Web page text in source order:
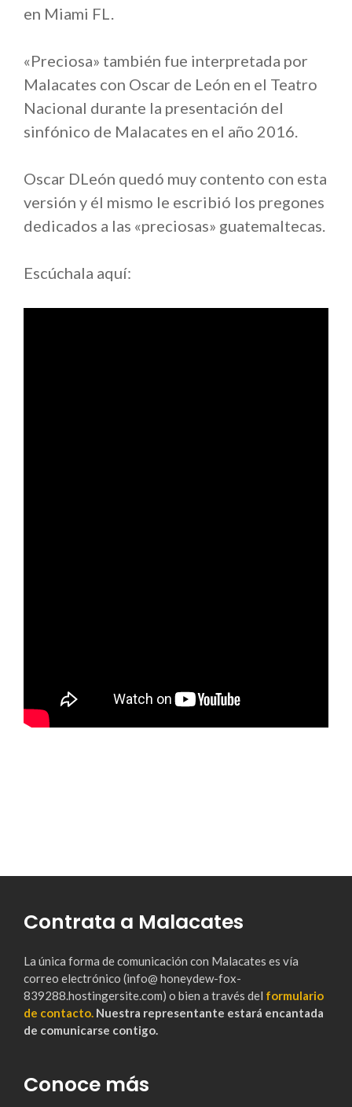
en Miami FL.
«Preciosa» también fue interpretada por
Malacates con Oscar de León en el Teatro
Nacional durante la presentación del
sinfónico de Malacates en el año 2016.
Oscar DLeón quedó muy contento con esta
versión y él mismo le escribió los pregones
dedicados a las «preciosas» guatemaltecas.
Escúchala aquí:
Contrata a Malacates
La única forma de comunicación con Malacates es vía
correo electrónico (info@ honeydew-fox-
839288.hostingersite.com) o bien a través del formulario
de contacto. Nuestra representante estará encantada
de comunicarse contigo.
Conoce más